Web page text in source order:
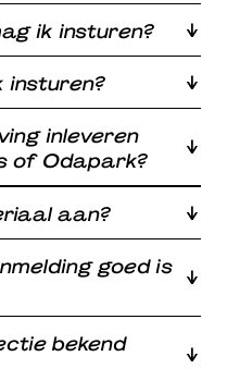
ik insturen?
insturen?
inleveren
of Odapark?
aan?
goed is
bekend